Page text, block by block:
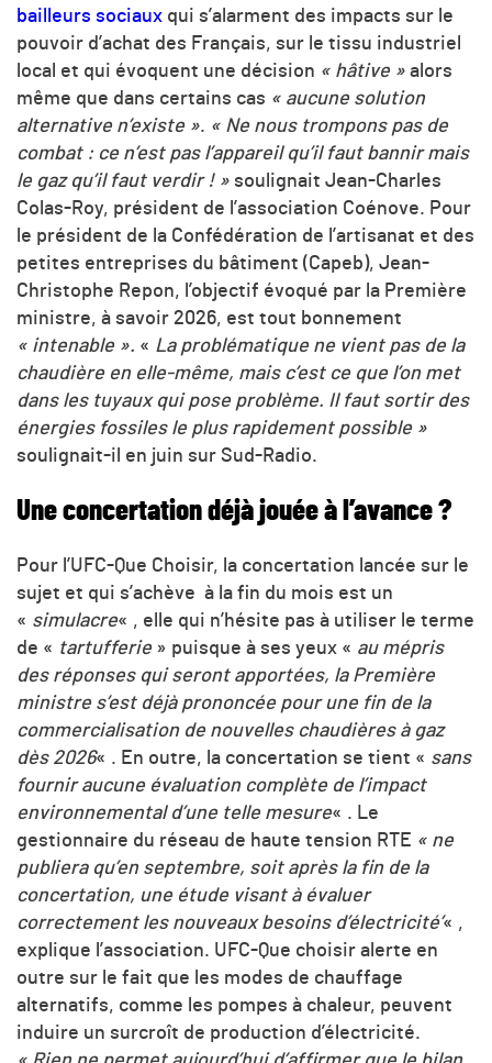
bailleurs sociaux qui s’alarment des impacts sur le
pouvoir d’achat des Français, sur le tissu industriel
local et qui évoquent une décision « hâtive » alors
même que dans certains cas « aucune solution
alternative n’existe ». « Ne nous trompons pas de
combat : ce n’est pas l’appareil qu’il faut bannir mais
le gaz qu’il faut verdir ! » soulignait Jean-Charles
Colas-Roy, président de l’association Coénove. Pour
le président de la Confédération de l’artisanat et des
petites entreprises du bâtiment (Capeb), Jean-
Christophe Repon, l’objectif évoqué par la Première
ministre, à savoir 2026, est tout bonnement
« intenable ». « La problématique ne vient pas de la
chaudière en elle-même, mais c’est ce que l’on met
dans les tuyaux qui pose problème. Il faut sortir des
énergies fossiles le plus rapidement possible »
soulignait-il en juin sur Sud-Radio.
Une concertation déjà jouée à l’avance ?
Pour l’UFC-Que Choisir, la concertation lancée sur le
sujet et qui s’achève à la fin du mois est un
« simulacre« , elle qui n’hésite pas à utiliser le terme
de « tartufferie » puisque à ses yeux « au mépris
des réponses qui seront apportées, la Première
ministre s’est déjà prononcée pour une fin de la
commercialisation de nouvelles chaudières à gaz
dès 2026« . En outre, la concertation se tient « sans
fournir aucune évaluation complète de l’impact
environnemental d’une telle mesure« . Le
gestionnaire du réseau de haute tension RTE « ne
publiera qu’en septembre, soit après la fin de la
concertation, une étude visant à évaluer
correctement les nouveaux besoins d’électricité’« ,
explique l’association. UFC-Que choisir alerte en
outre sur le fait que les modes de chauffage
alternatifs, comme les pompes à chaleur, peuvent
induire un surcroît de production d’électricité.